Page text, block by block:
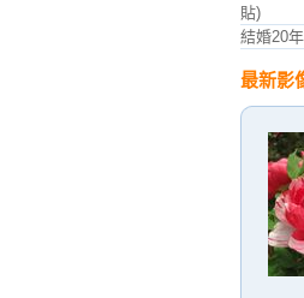
貼)
結婚20
最新影